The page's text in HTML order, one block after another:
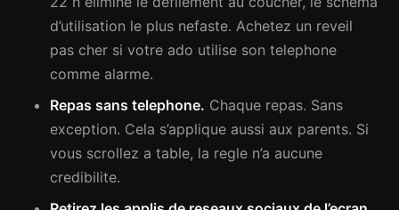
d’utilisation le plus nefaste. Achetez un reveil
pas cher si votre ado utilise son telephone
comme alarme.
Repas sans telephone. Chaque repas. Sans
exception. Cela s’applique aussi aux parents. Si
vous scrollez a table, la regle n’a aucune
credibilite.